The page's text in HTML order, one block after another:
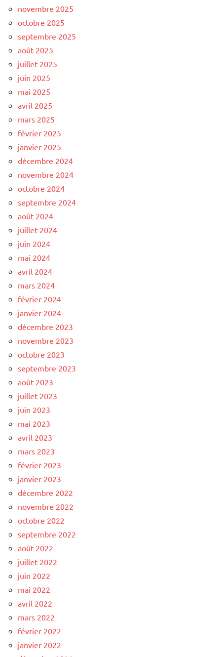
novembre 2025
octobre 2025
septembre 2025
août 2025
juillet 2025
juin 2025
mai 2025
avril 2025
mars 2025
février 2025
janvier 2025
décembre 2024
novembre 2024
octobre 2024
septembre 2024
août 2024
juillet 2024
juin 2024
mai 2024
avril 2024
mars 2024
février 2024
janvier 2024
décembre 2023
novembre 2023
octobre 2023
septembre 2023
août 2023
juillet 2023
juin 2023
mai 2023
avril 2023
mars 2023
février 2023
janvier 2023
décembre 2022
novembre 2022
octobre 2022
septembre 2022
août 2022
juillet 2022
juin 2022
mai 2022
avril 2022
mars 2022
février 2022
janvier 2022